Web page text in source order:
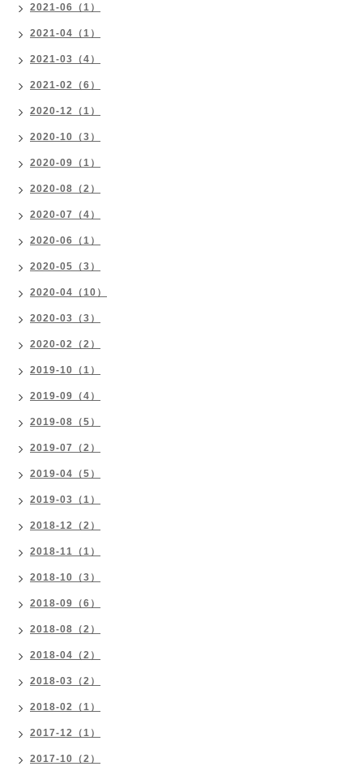
2021-06（1）
2021-04（1）
2021-03（4）
2021-02（6）
2020-12（1）
2020-10（3）
2020-09（1）
2020-08（2）
2020-07（4）
2020-06（1）
2020-05（3）
2020-04（10）
2020-03（3）
2020-02（2）
2019-10（1）
2019-09（4）
2019-08（5）
2019-07（2）
2019-04（5）
2019-03（1）
2018-12（2）
2018-11（1）
2018-10（3）
2018-09（6）
2018-08（2）
2018-04（2）
2018-03（2）
2018-02（1）
2017-12（1）
2017-10（2）